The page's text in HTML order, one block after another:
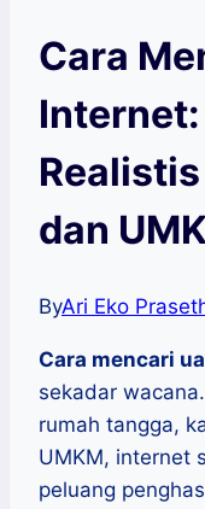
Cara
Internet:
dan
ByAri Eko
Cara mencari
sekadar
rumah tangga,
UMKM, internet
peluang